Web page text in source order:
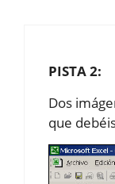
PISTA 2:
Dos
que